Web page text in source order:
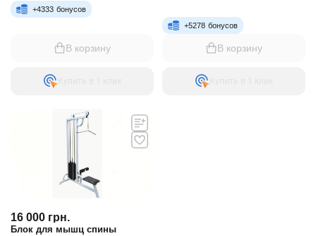
+4333 бонусов
В корзину
Купить в 1 клик
+5278 бонусов
В корзину
Купить в 1 клик
16 000 грн.
Блок для мышц спины